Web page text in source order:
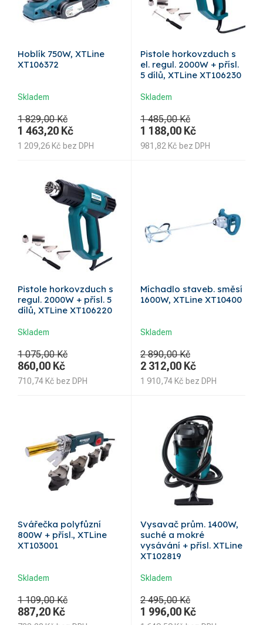
Hoblík 750W, XTLine
XT106372
Skladem
1 829,00 Kč
1 463,20 Kč
1 209,26 Kč bez DPH
Pistole horkovzduch s
el. regul. 2000W + přísl.
5 dílů, XTLine XT106230
Skladem
1 485,00 Kč
1 188,00 Kč
981,82 Kč bez DPH
Pistole horkovzduch s
regul. 2000W + přísl. 5
dílů, XTLine XT106220
Skladem
1 075,00 Kč
860,00 Kč
710,74 Kč bez DPH
Míchadlo staveb. směsí
1600W, XTLine XT10400
Skladem
2 890,00 Kč
2 312,00 Kč
1 910,74 Kč bez DPH
Svářečka polyfůzní
800W + přísl., XTLine
XT103001
Skladem
1 109,00 Kč
887,20 Kč
Vysavač prům. 1400W,
suché a mokré
vysávání + přísl. XTLine
XT102819
Skladem
2 495,00 Kč
1 996,00 Kč